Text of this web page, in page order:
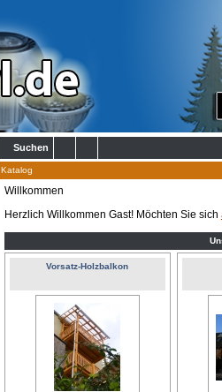
Suchen
Katalog
Willkommen
Herzlich Willkommen Gast!Möchten Sie sich
Vorsatz-Holzbalkon